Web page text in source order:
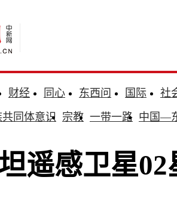
财经 同心 东西问 国际
社
同体意识 宗教 一带一路 中国—
遥感卫星